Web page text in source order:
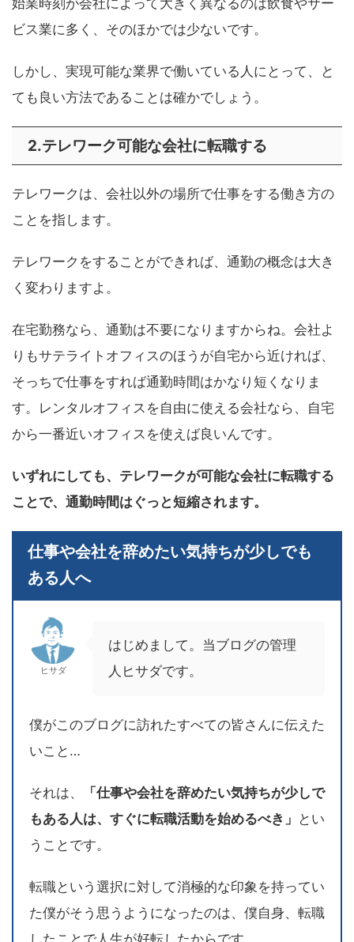
始業時刻が会社によって大きく異なるのは飲食やサー
ビス業に多く、そのほかでは少ないです。
しかし、実現可能な業界で働いている人にとって、と
ても良い方法であることは確かでしょう。
2.テレワーク可能な会社に転職する
テレワークは、会社以外の場所で仕事をする働き方の
ことを指します。
テレワークをすることができれば、通勤の概念は大き
く変わりますよ。
在宅勤務なら、通勤は不要になりますからね。会社よ
りもサテライトオフィスのほうが自宅から近ければ、
そっちで仕事をすれば通勤時間はかなり短くなりま
す。レンタルオフィスを自由に使える会社なら、自宅
から一番近いオフィスを使えば良いんです。
いずれにしても、テレワークが可能な会社に転職する
ことで、通勤時間はぐっと短縮されます。
仕事や会社を辞めたい気持ちが少しでも
ある人へ
ヒサダ
はじめまして。当ブログの管理
人ヒサダです。
僕がこのブログに訪れたすべての皆さんに伝えた
いこと…
それは、
「仕事や会社を辞めたい気持ちが少しで
もある人は、すぐに転職活動を始めるべき」 とい
うことです。
転職という選択に対して消極的な印象を持ってい
た僕がそう思うようになったのは、僕自身、転職